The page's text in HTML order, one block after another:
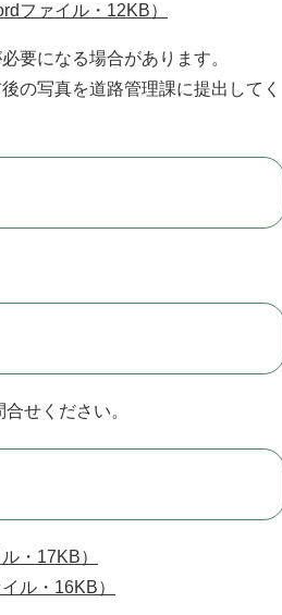
ファイル・12KB）
要になる場合があります。
の写真を道路管理課に提出してく
せください。
・17KB）
ル・16KB）